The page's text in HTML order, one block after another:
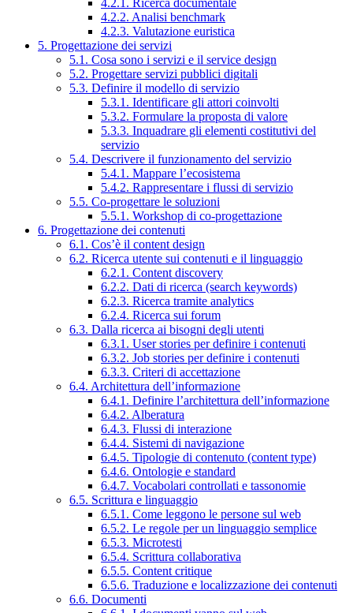
4.2.1. Ricerca documentale
4.2.2. Analisi benchmark
4.2.3. Valutazione euristica
5. Progettazione dei servizi
5.1. Cosa sono i servizi e il service design
5.2. Progettare servizi pubblici digitali
5.3. Definire il modello di servizio
5.3.1. Identificare gli attori coinvolti
5.3.2. Formulare la proposta di valore
5.3.3. Inquadrare gli elementi costitutivi del
servizio
5.4. Descrivere il funzionamento del servizio
5.4.1. Mappare l’ecosistema
5.4.2. Rappresentare i flussi di servizio
5.5. Co-progettare le soluzioni
5.5.1. Workshop di co-progettazione
6. Progettazione dei contenuti
6.1. Cos’è il content design
6.2. Ricerca utente sui contenuti e il linguaggio
6.2.1. Content discovery
6.2.2. Dati di ricerca (search keywords)
6.2.3. Ricerca tramite analytics
6.2.4. Ricerca sui forum
6.3. Dalla ricerca ai bisogni degli utenti
6.3.1. User stories per definire i contenuti
6.3.2. Job stories per definire i contenuti
6.3.3. Criteri di accettazione
6.4. Architettura dell’informazione
6.4.1. Definire l’architettura dell’informazione
6.4.2. Alberatura
6.4.3. Flussi di interazione
6.4.4. Sistemi di navigazione
6.4.5. Tipologie di contenuto (content type)
6.4.6. Ontologie e standard
6.4.7. Vocabolari controllati e tassonomie
6.5. Scrittura e linguaggio
6.5.1. Come leggono le persone sul web
6.5.2. Le regole per un linguaggio semplice
6.5.3. Microtesti
6.5.4. Scrittura collaborativa
6.5.5. Content critique
6.5.6. Traduzione e localizzazione dei contenuti
6.6. Documenti